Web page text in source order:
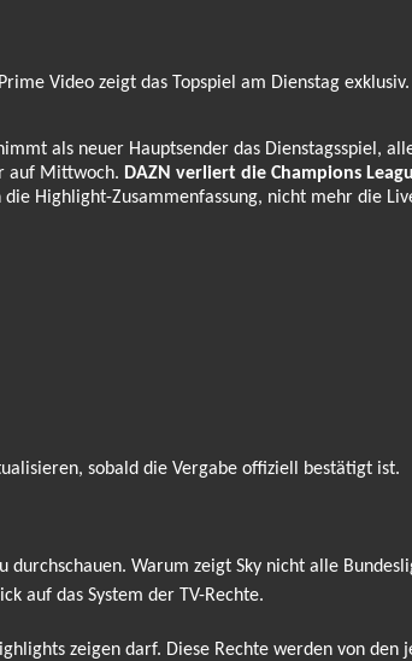
Video zeigt das Topspiel am Dienstag
als neuer Hauptsender das Dienstagsspiel,
auf Mittwoch. DAZN verliert die Champions
Highlight-Zusammenfassung, nicht mehr die
sobald die Vergabe offiziell bestätigt ist.
Warum zeigt Sky nicht alle
auf das System der TV-Rechte.
zeigen darf. Diese Rechte werden von den